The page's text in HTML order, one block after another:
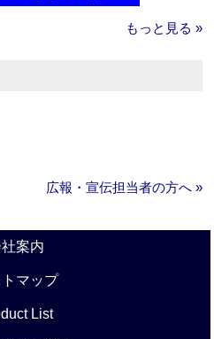
もっと見る »
広報・宣伝担当者の方へ »
案内
マップ
List